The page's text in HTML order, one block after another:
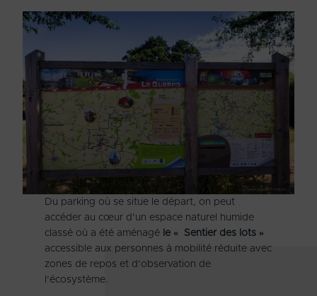
Du parking où se situe le départ, on peut
accéder au cœur d’un espace naturel humide
classé où a été aménagé le « Sentier des lots »
accessible aux personnes à mobilité réduite avec
zones de repos et d’observation de
l’écosystème.